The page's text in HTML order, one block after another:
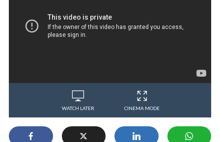
WATCH LATER CINEMA MODE